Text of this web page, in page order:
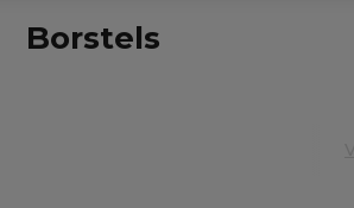
Borstels